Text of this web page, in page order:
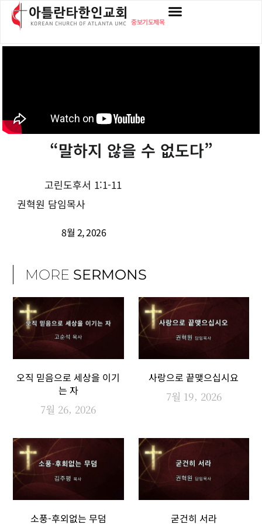
중보기도제목
“말하지 않을 수 없도다”
고린도후서 1:1-11
권혁원 담임목사
8월 2, 2026
MORE SERMONS
오직 믿음으로 세상을 이기
는 자
7월 26, 2026
사랑으로 끝맺으십시요
7월 19, 2026
소풍-후외없는 무덤 굳건히 서라